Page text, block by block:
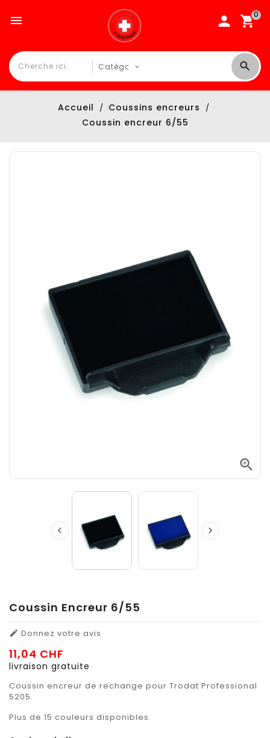
0

Accueil
Coussins encreurs
Coussin encreur 6/55

 
Coussin Encreur 6/55
 Donnez votre avis
11,04 CHF
livraison gratuite
Coussin encreur de rechange pour Trodat Professional
5205.
Plus de 15 couleurs disponibles.